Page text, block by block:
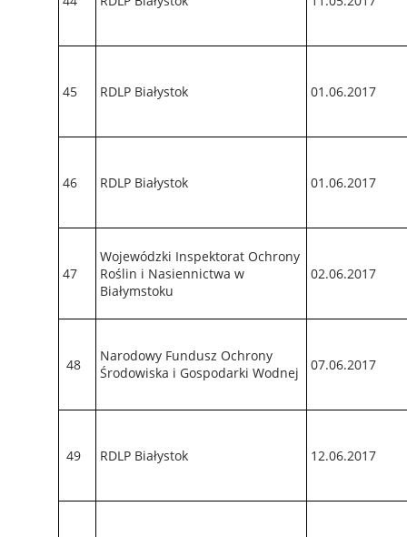
45 RDLP Białystok 01.06.2017
46 RDLP Białystok 01.06.2017
47
Wojewódzki Inspektorat Ochrony
Roślin i Nasiennictwa w
Białymstoku
02.06.2017
48
Narodowy Fundusz Ochrony
Środowiska i Gospodarki Wodnej
07.06.2017
49 RDLP Białystok 12.06.2017